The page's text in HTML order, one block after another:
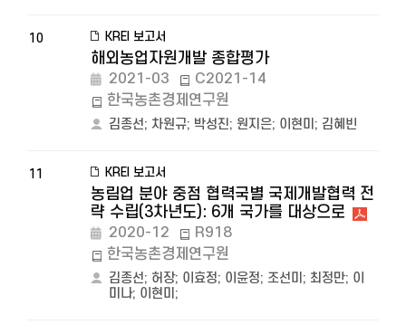
10 KREI 보고서
해외농업자원개발 종합평가
2021-03
C2021-14
한국농촌경제연구원
김종선; 차원규; 박성진; 원지은; 이현미 ; 김혜빈
11 KREI 보고서
농림업 분야 중점 협력국별 국제개발협력 전
략 수립(3차년도): 6개 국가를 대상으로
2020-12
R918
한국농촌경제연구원
김종선; 허장; 이효정; 이윤정; 조선미 ; 최정만; 이
미나; 이현미 ;